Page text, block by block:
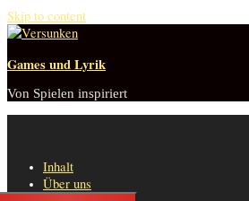
Skip to content
Games und Lyrik
Von Spielen inspiriert
Inhalt
Über uns